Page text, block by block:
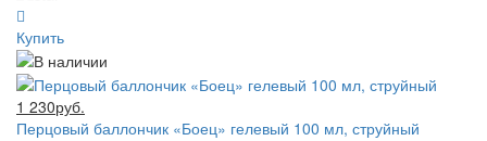
Купить
1 230руб.
Перцовый баллончик «Боец» гелевый 100 мл, струйный